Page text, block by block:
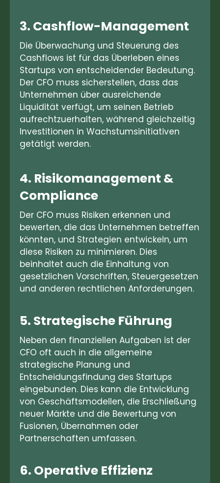
3. Cashflow-Management
Die Überwachung und Steuerung des
Cashflows ist für das Überleben eines
Startups von entscheidender Bedeutung.
Der CFO muss sicherstellen, dass das
Unternehmen über ausreichende
Liquidität verfügt, um seinen Betrieb
aufrechtzuerhalten, während gleichzeitig
Investitionen in Wachstumsinitiativen
getätigt werden.
4. Risikomanagement &
Compliance
Der CFO muss Risiken erkennen und
bewerten, die das Unternehmen betreffen
könnten, und Strategien entwickeln, um
diese Risiken zu minimieren. Dies
beinhaltet auch die Einhaltung von
gesetzlichen Vorschriften, Steuergesetzen
und anderen rechtlichen Anforderungen.
5. Strategische Führung
Neben den finanziellen Aufgaben ist der
CFO oft auch in die allgemeine
strategische Planung und
Entscheidungsfindung des Startups
eingebunden. Dies kann die Entwicklung
von Geschäftsmodellen, die Erschließung
neuer Märkte und die Bewertung von
Fusionen, Übernahmen oder
Partnerschaften umfassen.
6. Operative Effizienz